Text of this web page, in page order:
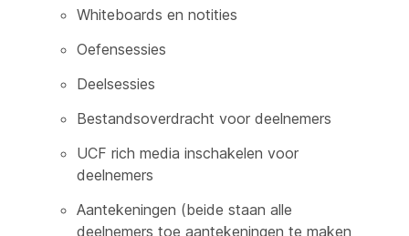
Whiteboards en notities
Oefensessies
Deelsessies
Bestandsoverdracht voor deelnemers
UCF rich media inschakelen voor
deelnemers
Aantekeningen (beide staan alle
deelnemers toe aantekeningen te maken